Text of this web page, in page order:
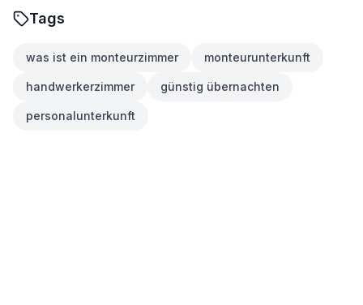
Tags
was ist ein monteurzimmer monteurunterkunft
handwerkerzimmer günstig übernachten
personalunterkunft